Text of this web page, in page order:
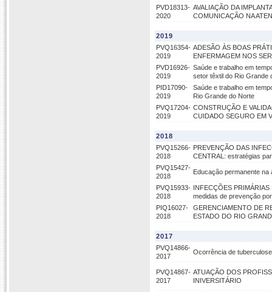
PVD18313-
2020
AVALIAÇÃO DA
COMUNICAÇÃO NA
2019
PVQ16354-
2019
ADESÃO ÀS BOAS
ENFERMAGEM NOS
PVD16926-
2019
Saúde e trabalho em
setor têxtil do Rio Grande
PID17090-
2019
Saúde e trabalho em
Rio Grande do Norte
PVQ17204-
2019
CONSTRUÇÃO E
CUIDADO SEGURO EM
2018
PVQ15266-
2018
PREVENÇÃO DAS
CENTRAL: estratégias
PVQ15427-
2018
Educação permanente
PVQ15933-
2018
INFECÇÕES
medidas de prevenção
PIQ16027-
2018
GERENCIAMENTO DE
ESTADO DO RIO
2017
PVQ14866-
2017
Ocorrência de
PVQ14867-
2017
ATUAÇÃO DOS
INIVERSITÁRIO